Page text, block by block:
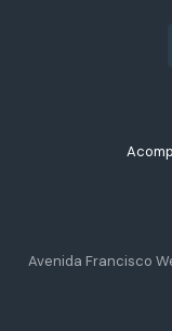
Avenida Francisco